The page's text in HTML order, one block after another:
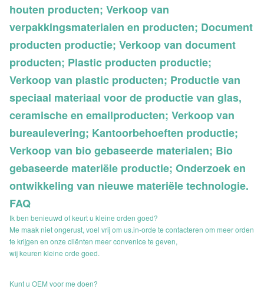
houten producten; Verkoop van
verpakkingsmaterialen en producten; Document
producten productie; Verkoop van document
producten; Plastic producten productie;
Verkoop van plastic producten; Productie van
speciaal materiaal voor de productie van glas,
ceramische en emailproducten; Verkoop van
bureaulevering; Kantoorbehoeften productie;
Verkoop van bio gebaseerde materialen; Bio
gebaseerde materiële productie; Onderzoek en
ontwikkeling van nieuwe materiële technologie.
FAQ
Ik ben benieuwd of keurt u kleine orden goed?
Me maak niet ongerust, voel vrij om us.in-orde te contacteren om meer orden
te krijgen en onze cliënten meer convenice te geven,
wij keuren kleine orde goed.
Kunt u OEM voor me doen?